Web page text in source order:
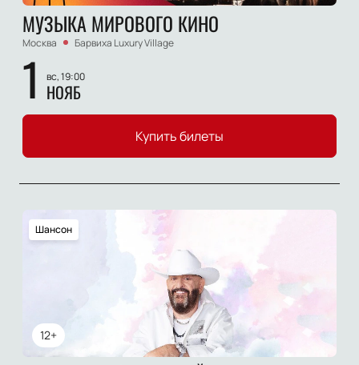
МУЗЫКА МИРОВОГО КИНО
Москва Барвиха Luxury Village
1 вс, 19:00
НОЯБ
Купить билеты
12+
Шансон